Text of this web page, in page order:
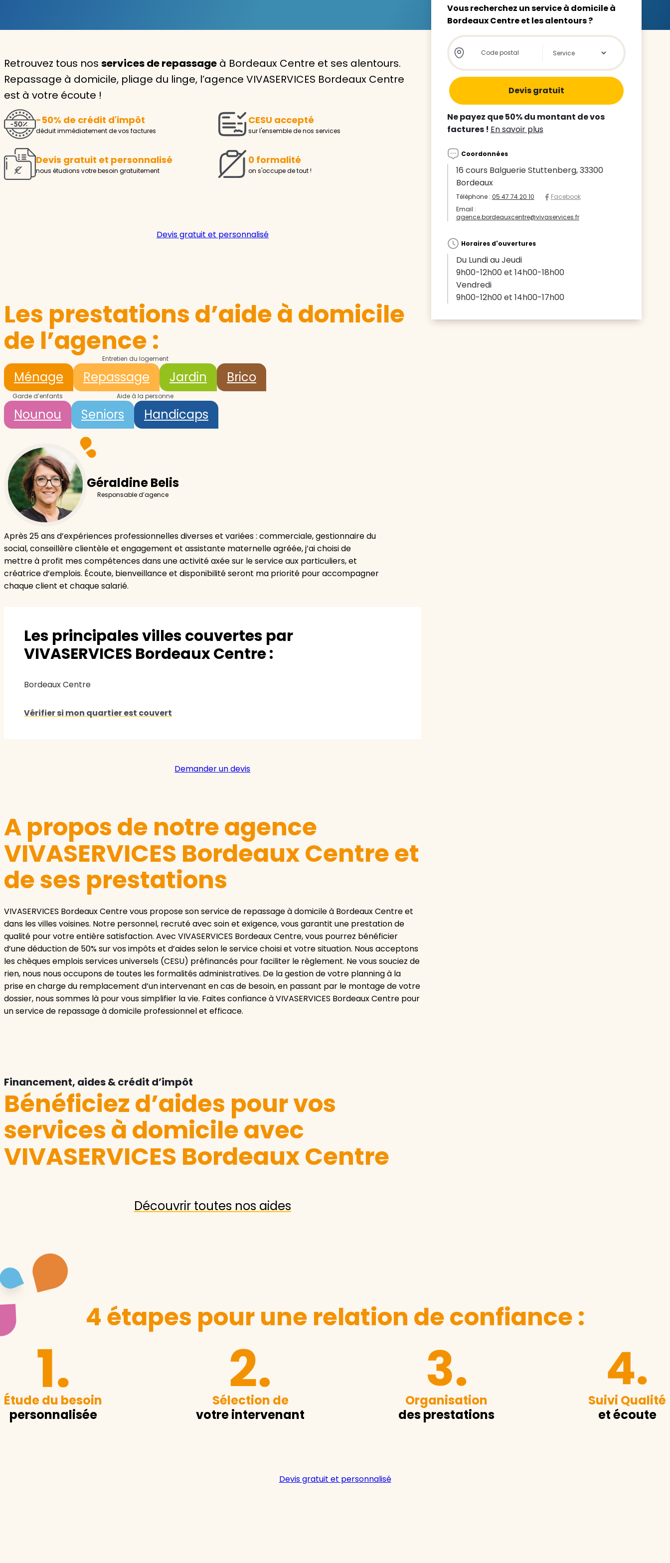
Aide à la personne
Seniors
Handicaps
Voir tous les services
Avec VIVASERVICES, trouvez le
service à domicile qui vous
Pour l’entretien de votre logement, la garde de votre enfant
ou l’accompagnement d’un parent, nos intervenants à
Demander un devis gratuit
Trouver mon agence
Retrouvez tous nos services de repassage à Bordeaux Centre et ses alentours.
Repassage à domicile, pliage du linge, l’agence VIVASERVICES Bordeaux Centre
est à votre écoute !
-50% de crédit d'impôt
déduit immédiatement de vos factures
CESU accepté
sur l'ensemble de nos services
Devis gratuit et personnalisé
nous étudions votre besoin gratuitement
0 formalité
on s'occupe de tout !
Devis gratuit et personnalisé
Les prestations d’aide à domicile
de l’agence :
Entretien du logement
Ménage Repassage Jardin Brico
Garde d’enfants
Nounou
Aide à la personne
Seniors Handicaps
Géraldine Belis
Responsable d’agence
Après 25 ans d’expériences professionnelles diverses et variées : commerciale, gestionnaire du
social, conseillère clientèle et engagement et assistante maternelle agréée, j’ai choisi de
mettre à profit mes compétences dans une activité axée sur le service aux particuliers, et
créatrice d’emplois. Écoute, bienveillance et disponibilité seront ma priorité pour accompagner
chaque client et chaque salarié.
Les principales villes couvertes par
VIVASERVICES Bordeaux Centre :
Bordeaux Centre
Vérifier si mon quartier est couvert
Demander un devis
A propos de notre agence
VIVASERVICES Bordeaux Centre et
de ses prestations
VIVASERVICES Bordeaux Centre vous propose son service de repassage à domicile à Bordeaux Centre et
dans les villes voisines. Notre personnel, recruté avec soin et exigence, vous garantit une prestation de
qualité pour votre entière satisfaction. Avec VIVASERVICES Bordeaux Centre, vous pourrez bénéficier
d’une déduction de 50% sur vos impôts et d’aides selon le service choisi et votre situation. Nous acceptons
les chèques emplois services universels (CESU) préfinancés pour faciliter le règlement. Ne vous souciez de
rien, nous nous occupons de toutes les formalités administratives. De la gestion de votre planning à la
prise en charge du remplacement d’un intervenant en cas de besoin, en passant par le montage de votre
dossier, nous sommes là pour vous simplifier la vie. Faites confiance à VIVASERVICES Bordeaux Centre pour
un service de repassage à domicile professionnel et efficace.
Financement, aides & crédit d’impôt
Bénéficiez d’aides pour vos
services à domicile avec
VIVASERVICES Bordeaux Centre
Découvrir toutes nos aides
Vous recherchez un service à domicile à
Bordeaux Centre et les alentours ?
Store locator global - Autocompletion
Rechercher
Ne payez que 50% du montant de vos
factures ! En savoir plus
Coordonnées
16 cours Balguerie Stuttenberg, 33300
Bordeaux
Téléphone : 05 47 74 20 10
Facebook
Email :
agence.bordeauxcentre@vivaservices.fr
Horaires d'ouvertures
Du Lundi au Jeudi
9h00-12h00 et 14h00-18h00
Vendredi
9h00-12h00 et 14h00-17h00
4 étapes pour une relation de confiance :
Étude du besoin
personnalisée
Sélection de
votre intervenant
Organisation
des prestations
Suivi Qualité
et écoute
Devis gratuit et personnalisé